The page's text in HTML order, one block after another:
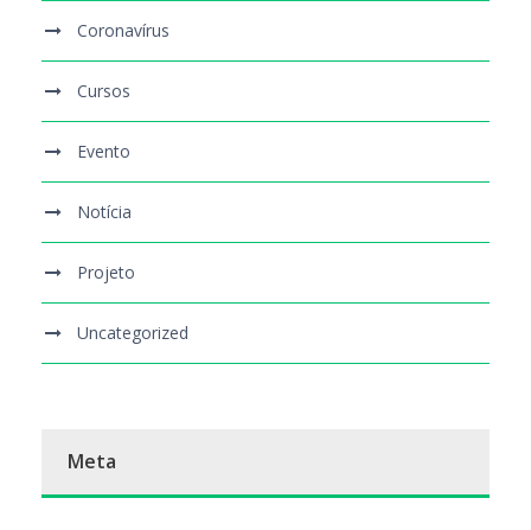
Coronavírus
Cursos
Evento
Notícia
Projeto
Uncategorized
Meta